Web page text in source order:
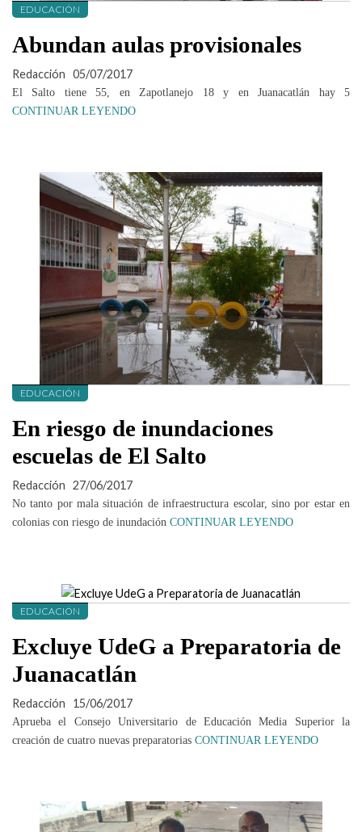
EDUCACIÓN
Abundan aulas provisionales
Redacción 05/07/2017
El Salto tiene 55, en Zapotlanejo 18 y en Juanacatlán hay 5
CONTINUAR LEYENDO
EDUCACIÓN
En riesgo de inundaciones
escuelas de El Salto
Redacción 27/06/2017
No tanto por mala situación de infraestructura escolar, sino por estar en
colonias con riesgo de inundación CONTINUAR LEYENDO
EDUCACIÓN
Excluye UdeG a Preparatoria de
Juanacatlán
Redacción 15/06/2017
Aprueba el Consejo Universitario de Educación Media Superior la
creación de cuatro nuevas preparatorias CONTINUAR LEYENDO